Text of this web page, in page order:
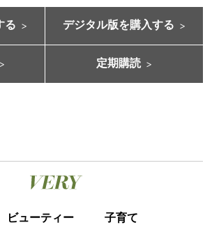
る デジタル版を購入する
定期購読
ビューティー 子育て